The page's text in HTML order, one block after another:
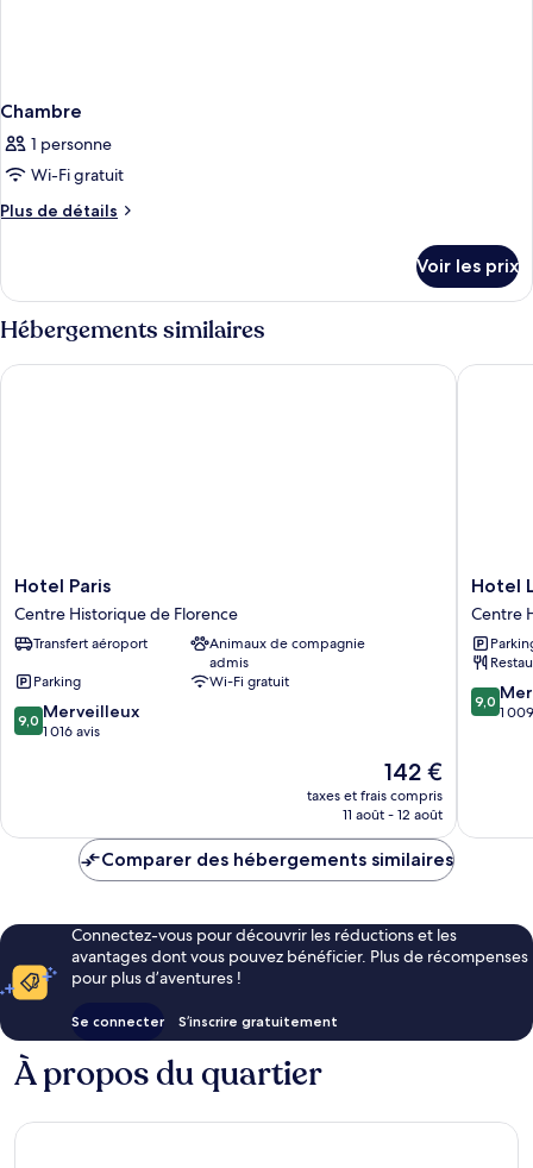
Chambre
1 personne
Wi-Fi gratuit
Plus de détails
Plus
le
type
de
Chambre
Voir les prix
Hébergements similaires
Hotel
Paris
Centre
Historique
Florence
Hotel Paris
Centre Historique de Florence
Transfert aéroport
Animaux de compagnie
admis
Parking
Wi-Fi gratuit
9.0
sur
9,0 Merveilleux
1 016 avis
Le
nouveau
prix
de
142 €
taxes et frais compris
11 août - 12 août
Hotel Paris
Hotel
La
Scaletta
Al
Ponte
Vecchio
Centre
Hotel
Centre
9.0
sur
9,0
1
Hotel
Comparer des hébergements similaires
Connectez-vous pour découvrir les réductions et les
avantages dont vous pouvez bénéficier. Plus de récompenses
pour plus d’aventures !
Se connecter S’inscrire gratuitement
À propos du quartier